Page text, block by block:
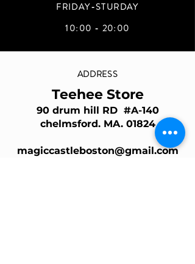
FRIDAY-STURDAY
10:00 - 20:00
ADDRESS
Teehee Store
90 drum hill RD #A-140
chelmsford. MA. 01824
magiccastleboston@gmail.com